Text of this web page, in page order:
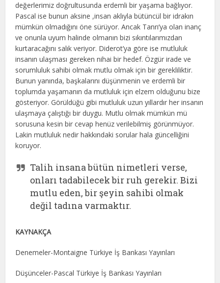
değerlerimiz doğrultusunda erdemli bir yaşama bağlıyor.
Pascal ise bunun aksine ,insan aklıyla bütüncül bir idrakın
mümkün olmadığını öne sürüyor. Ancak Tanrı’ya olan inanç
ve onunla uyum halinde olmanın bizi sıkıntılarımızdan
kurtaracağını salık veriyor. Diderot’ya göre ise mutluluk
insanın ulaşması gereken nihai bir hedef. Özgür irade ve
sorumluluk sahibi olmak mutlu olmak için bir gerekliliktir.
Bunun yanında, başkalarını düşünmenin ve erdemli bir
toplumda yaşamanın da mutluluk için elzem olduğunu bize
gösteriyor. Görüldüğü gibi mutluluk uzun yıllardır her insanın
ulaşmaya çalıştığı bir duygu. Mutlu olmak mümkün mü
sorusuna kesin bir cevap henüz verilebilmiş görünmüyor.
Lakin mutluluk nedir hakkındaki sorular hala güncelliğini
koruyor.
Talih insana bütün nimetleri verse,
onları tadabilecek bir ruh gerekir. Bizi
mutlu eden, bir şeyin sahibi olmak
değil tadına varmaktır.
KAYNAKÇA
Denemeler-Montaigne Türkiye İş Bankası Yayınları
Düşünceler-Pascal Türkiye İş Bankası Yayınları